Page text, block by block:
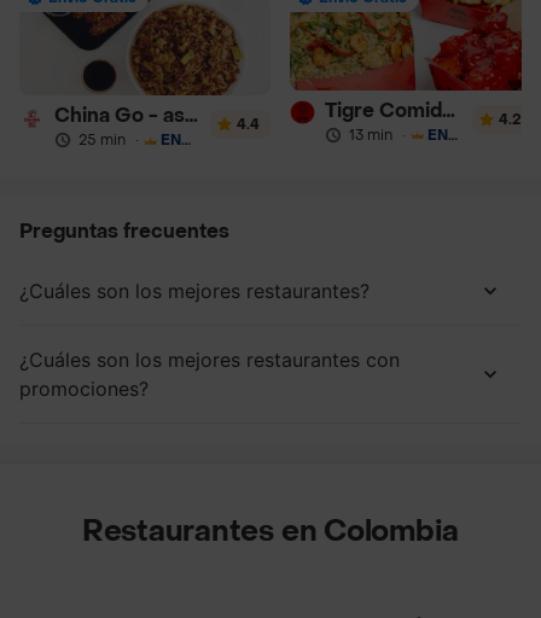
China Go - asiatica
25 min · ENVÍO GRATIS
4.4
Tigre Comida China
13 min · ENVÍO GRATIS
4.2
Preguntas frecuentes
¿Cuáles son los mejores restaurantes?
¿Cuáles son los mejores restaurantes con
promociones?
Restaurantes en Colombia